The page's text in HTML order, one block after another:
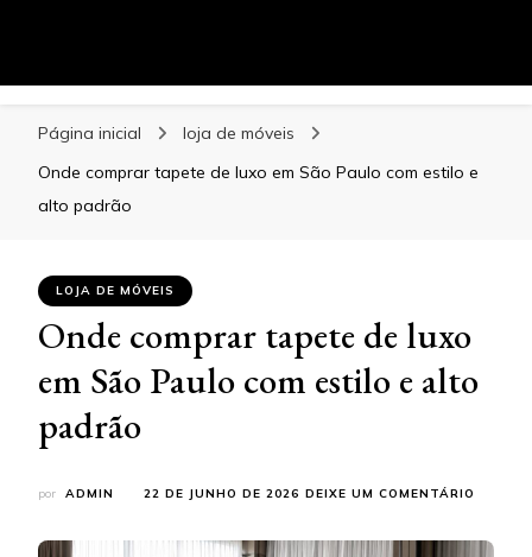
Blog
Página inicial
loja de móveis
Onde comprar tapete de luxo em São Paulo com estilo e
alto padrão
LOJA DE MÓVEIS
Onde comprar tapete de luxo
em São Paulo com estilo e alto
padrão
por ADMIN 22 DE JUNHO DE 2026 DEIXE UM COMENTÁRIO